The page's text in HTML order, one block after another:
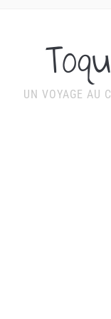
UN VOYAGE AU